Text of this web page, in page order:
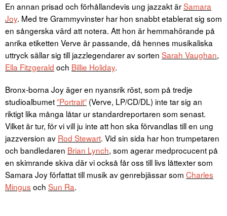
En annan prisad och förhållandevis ung jazzakt ärSamara
Joy. Med tre Grammyvinster har hon snabbt etablerat sig som
en sångerska värd att notera. Att hon är hemmahörande på
anrika etiketten Verve är passande, då hennes musikaliska
uttryck sällar sig till jazzlegendarer av sorten Sarah Vaughan,
Ella Fitzgerald och Billie Holiday.
Bronx-borna Joy äger en nyansrik röst, som på tredje
studioalbumet”Portrait” (Verve, LP/CD/DL) inte tar sig an
riktigt lika många låtar ur standardreportaren som senast.
Vilket är tur, för vi vill ju inte att hon ska förvandlas till en ung
jazzversion av Rod Stewart. Vid sin sida har hon trumpetaren
och bandledaren Brian Lynch, som agerar medprocucent på
en skimrande skiva där vi också får oss till livs låttexter som
Samara Joy författat till musik av genrebjässar som Charles
Mingus och Sun Ra.